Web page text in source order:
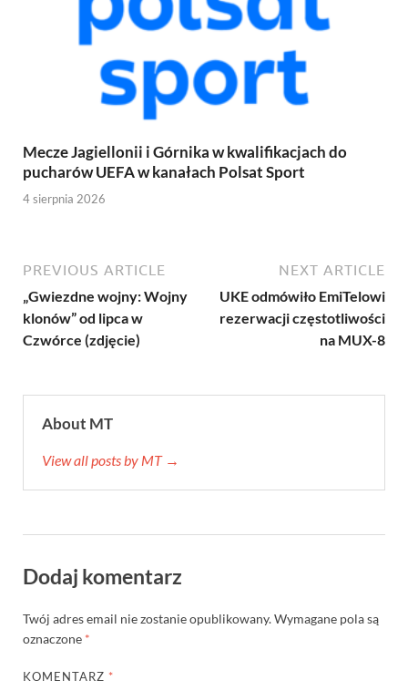
Mecze Jagiellonii i Górnika w kwalifikacjach do
pucharów UEFA w kanałach Polsat Sport
4 sierpnia 2026
PREVIOUS ARTICLE
„Gwiezdne wojny: Wojny
klonów” od lipca w
Czwórce (zdjęcie)
NEXT ARTICLE
UKE odmówiło EmiTelowi
rezerwacji częstotliwości
na MUX-8
About MT
View all posts by MT →
Dodaj komentarz
Twój adres email nie zostanie opublikowany.Wymagane pola są
oznaczone *
KOMENTARZ *